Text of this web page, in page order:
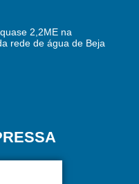
2,2ME na
rede de água de Beja